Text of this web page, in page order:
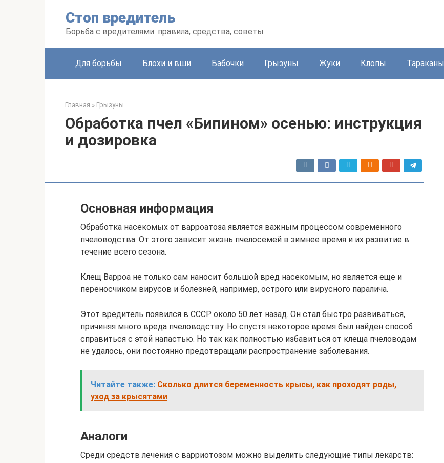
Стоп вредитель
Борьба с вредителями: правила, средства, советы
Для борьбы Блохи и вши Бабочки Грызуны Жуки Клопы Тараканы
Главная » Грызуны
Обработка пчел «Бипином» осенью: инструкция
и дозировка
Основная информация
Обработка насекомых от варроатоза является важным процессом современного
пчеловодства. От этого зависит жизнь пчелосемей в зимнее время и их развитие в
течение всего сезона.
Клещ Варроа не только сам наносит большой вред насекомым, но является еще и
переносчиком вирусов и болезней, например, острого или вирусного паралича.
Этот вредитель появился в СССР около 50 лет назад. Он стал быстро развиваться,
причиняя много вреда пчеловодству. Но спустя некоторое время был найден способ
справиться с этой напастью. Но так как полностью избавиться от клеща пчеловодам
не удалось, они постоянно предотвращали распространение заболевания.
Читайте также: Сколько длится беременность крысы, как проходят роды,
уход за крысятами
Аналоги
Среди средств лечения с варриотозом можно выделить следующие типы лекарств: